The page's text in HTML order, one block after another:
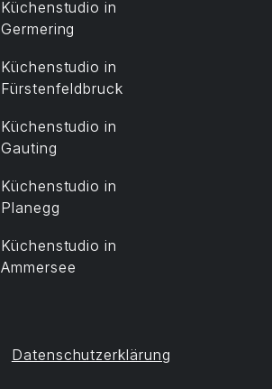
Küchenstudio in
Germering
Küchenstudio in
Fürstenfeldbruck
Küchenstudio in
Gauting
Küchenstudio in
Planegg
Küchenstudio in
Ammersee
Datenschutzerklärung